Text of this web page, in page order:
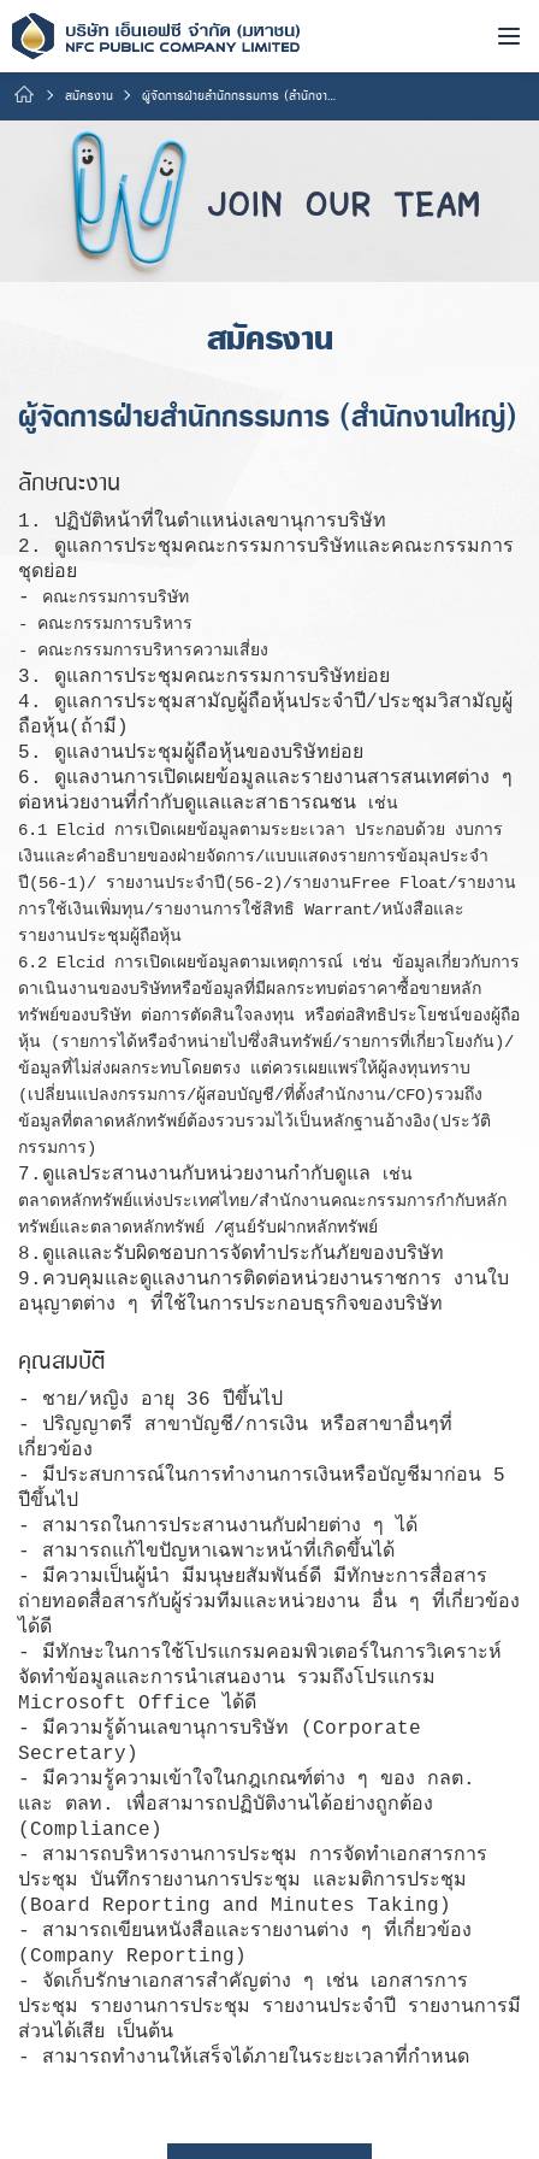
สมัครงาน ผู้จัดการฝ่ายสำนักกรรมการ (สำนักงานใหญ่)
สมัครงาน
ผู้จัดการฝ่ายสำนักกรรมการ (สำนักงานใหญ่)
ลักษณะงาน
1. ปฏิบัติหน้าที่ในตำแหน่งเลขานุการบริษัท
2. ดูแลการประชุมคณะกรรมการบริษัทและคณะกรรมการ
ชุดย่อย
-
คณะกรรมการบริษัท
- คณะกรรมการบริหาร
- คณะกรรมการบริหารความเสี่ยง
3. ดูแลการประชุมคณะกรรมการบริษัทย่อย
4. ดูแลการประชุมสามัญผู้ถือหุ้นประจำปี/ประชุมวิสามัญผู้
ถือหุ้น(ถ้ามี)
5. ดูแลงานประชุมผู้ถือหุ้นของบริษัทย่อย
6. ดูแลงานการเปิดเผยข้อมูลและรายงานสารสนเทศต่าง ๆ
ต่อหน่วยงานที่กำกับดูแลและสาธารณชน
เช่น
6.1 Elcid การเปิดเผยข้อมูลตามระยะเวลา ประกอบด้วย งบการ
เงินและคำอธิบายของฝ่ายจัดการ/แบบแสดงรายการข้อมุลประจำ
ปี(56-1)/ รายงานประจำปี(56-2)/รายงานFree Float/รายงาน
การใช้เงินเพิ่มทุน/รายงานการใช้สิทธิ Warrant/หนังสือและ
รายงานประชุมผู้ถือหุ้น
6.2 Elcid การเปิดเผยข้อมูลตามเหตุการณ์ เช่น ข้อมูลเกี่ยวกับการ
ดาเนินงานของบริษัทหรือข้อมูลที่มีผลกระทบต่อราคาซื้อขายหลัก
ทรัพย์ของบริษัท ต่อการตัดสินใจลงทุน หรือต่อสิทธิประโยชน์ของผู้ถือ
หุ้น (รายการได้หรือจำหน่ายไปซึ่งสินทรัพย์/รายการที่เกี่ยวโยงกัน)/
ข้อมูลที่ไม่ส่งผลกระทบโดยตรง แต่ควรเผยแพร่ให้ผู้ลงทุนทราบ
(เปลี่ยนแปลงกรรมการ/ผู้สอบบัญชี/ที่ตั้งสำนักงาน/CFO)รวมถึง
ข้อมูลที่ตลาดหลักทรัพย์ต้องรวบรวมไว้เป็นหลักฐานอ้างอิง(ประวัติ
กรรมการ)
7.ดูแลประสานงานกับหน่วยงานกำกับดูแล
เช่น
ตลาดหลักทรัพย์แห่งประเทศไทย/สำนักงานคณะกรรมการกำกับหลัก
ทรัพย์และตลาดหลักทรัพย์ /ศูนย์รับฝากหลักทรัพย์
8.ดูแลและรับผิดชอบการจัดทำประกันภัยของบริษัท
9.ควบคุมและดูแลงานการติดต่อหน่วยงานราชการ งานใบ
อนุญาตต่าง ๆ ที่ใช้ในการประกอบธุรกิจของบริษัท
คุณสมบัติ
- ชาย/หญิง อายุ 36 ปีขึ้นไป
- ปริญญาตรี สาขาบัญชี/การเงิน หรือสาขาอื่นๆที่
เกี่ยวข้อง
- มีประสบการณ์ในการทำงานการเงินหรือบัญชีมาก่อน 5
ปีขึ้นไป
- สามารถในการประสานงานกับฝ่ายต่าง ๆ ได้
- สามารถแก้ไขปัญหาเฉพาะหน้าที่เกิดขึ้นได้
- มีความเป็นผู้นำ มีมนุษยสัมพันธ์ดี มีทักษะการสื่อสาร
ถ่ายทอดสื่อสารกับผู้ร่วมทีมและหน่วยงาน อื่น ๆ ที่เกี่ยวข้อง
ได้ดี
- มีทักษะในการใช้โปรแกรมคอมพิวเตอร์ในการวิเคราะห์
จัดทำข้อมูลและการนำเสนองาน รวมถึงโปรแกรม
Microsoft Office ได้ดี
- มีความรู้ด้านเลขานุการบริษัท (Corporate
Secretary)
- มีความรู้ความเข้าใจในกฎเกณฑ์ต่าง ๆ ของ กลต.
และ ตลท. เพื่อสามารถปฏิบัติงานได้อย่างถูกต้อง
(Compliance)
- สามารถบริหารงานการประชุม การจัดทำเอกสารการ
ประชุม บันทึกรายงานการประชุม และมติการประชุม
(Board Reporting and Minutes Taking)
- สามารถเขียนหนังสือและรายงานต่าง ๆ ที่เกี่ยวข้อง
(Company Reporting)
- จัดเก็บรักษาเอกสารสำคัญต่าง ๆ เช่น เอกสารการ
ประชุม รายงานการประชุม รายงานประจำปี รายงานการมี
ส่วนได้เสีย เป็นต้น
- สามารถทำงานให้เสร็จได้ภายในระยะเวลาที่กำหนด